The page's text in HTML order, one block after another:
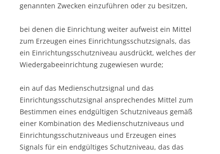
genannten Zwecken einzuführen oder zu besitzen,
bei denen die Einrichtung weiter aufweist ein Mittel
zum Erzeugen eines Einrichtungsschutzsignals, das
ein Einrichtungsschutzniveau ausdrückt, welches der
Wiedergabeeinrichtung zugewiesen wurde;
ein auf das Medienschutzsignal und das
Einrichtungsschutzsignal ansprechendes Mittel zum
Bestimmen eines endgültigen Schutzniveaus gemäß
einer Kombination des Medienschutzniveaus und
Einrichtungsschutzniveaus und Erzeugen eines
Signals für ein endgültiges Schutzniveau, das das